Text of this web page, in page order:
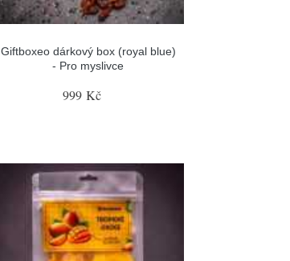
Giftboxeo dárkový box (royal blue)
- Pro myslivce
999 Kč